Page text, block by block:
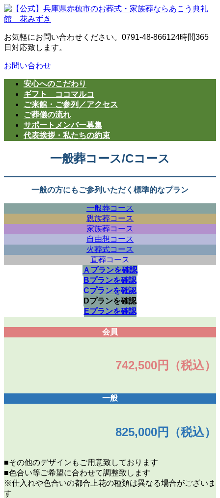
コ
ン
ン
ツ
ス
キ
ナ
ビ
ー
シ
ン
に
お気軽にお問い合わせください。 0791-48-866124時間365
日対応致します。
お問い合わせ
安心へのこだわり
ギフト ココマルコ
ご来館・ご参列／アクセス
ご葬儀の流れ
サポートメンバー募集
代表挨拶・私たちの約束
一般葬コース/Cコース
一般の方にもご参列いただく標準的なプラン
一般葬コース
親族葬コース
家族葬コース
自由想コース
火葬式コース
直葬コース
Ａプランを確認
Bプランを確認
Cプランを確認
Dプランを確認
Eプランを確認
会員
742,500円（税込）
一般
825,000円（税込）
■その他のデザインもご用意致しております
■色合い等ご希望に合わせて調整致します
※仕入れや色合いの都合上花の種類は異なる場合がございま
す